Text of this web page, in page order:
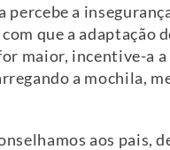
percebe a
que a adaptação
maior, incentive-a
a mochila,
aos pais,